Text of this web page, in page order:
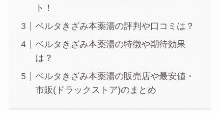
ト！
ベルタきざみ本薬湯の評判や口コミは？
ベルタきざみ本薬湯の特徴や期待効果
は？
ベルタきざみ本薬湯の販売店や最安値・
市販(ドラックストア)のまとめ